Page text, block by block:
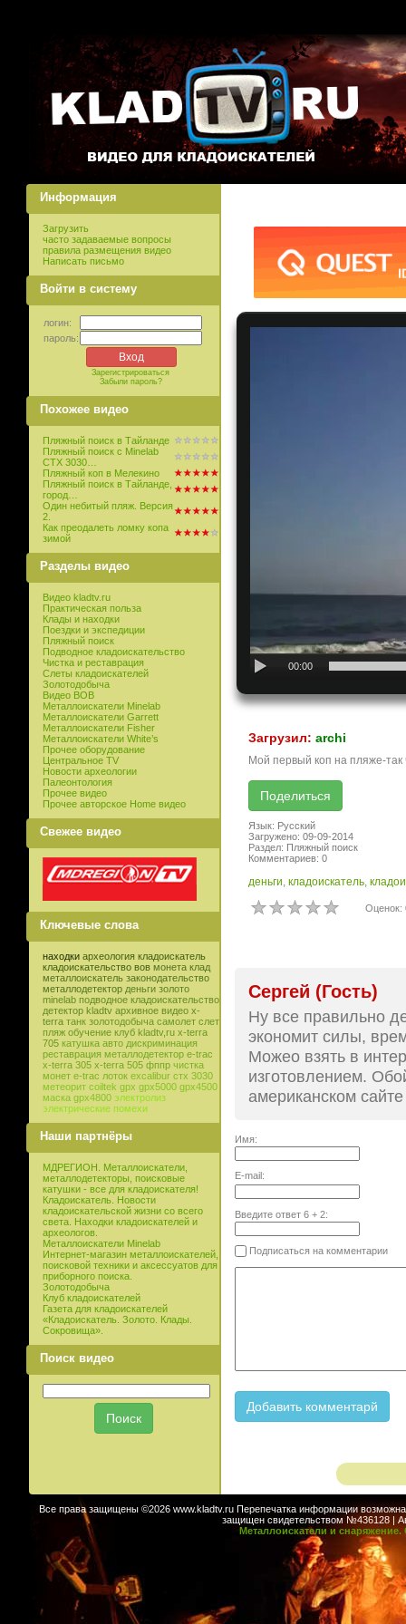
Информация
Загрузить
часто задаваемые вопросы
правила размещения видео
Написать письмо
Войти в систему
логин:
пароль:
Зарегистрироваться
Забыли пароль?
Похожее видео
Пляжный поиск в Тайланде
Пляжный поиск с Minelab
CTX 3030…
Пляжный коп в Мелекино
Пляжный поиск в Тайланде,
город…
Один небитый пляж. Версия
2.
Как преодалеть ломку копа
зимой
Разделы видео
Видео kladtv.ru
Практическая польза
Клады и находки
Поездки и экспедиции
Пляжный поиск
Подводное кладоискательство
Чистка и реставрация
Слеты кладоискателей
Золотодобыча
Видео ВОВ
Металлоискатели Minelab
Металлоискатели Garrett
Металлоискатели Fisher
Металлоискатели White’s
Прочее оборудование
Центральное TV
Новости археологии
Палеонтология
Прочее видео
Прочее авторское Home видео
Свежее видео
Ключевые слова
находки археология кладоискатель
кладоискательство вов монета клад
металлоискатель законодательство
металлодетектор деньги золото
minelab подводное кладоискательство
детектор kladtv архивное видео x-
terra танк золотодобыча самолет слет
пляж обучение клуб kladtv,ru x-terra
705 катушка авто дискриминация
реставрация металлодетектор e-trac
x-terra 305 x-terra 505 фппр чистка
монет e-trac лоток excalibur стх 3030
метеорит coiltek gpx gpx5000 gpx4500
маска gpx4800 электролиз
электрические помехи
Наши партнёры
МДРЕГИОН. Металлоискатели,
металлодетекторы, поисковые
катушки - все для кладоискателя!
Кладоискатель. Новости
кладоискательской жизни со всего
света. Находки кладоискателей и
археологов.
Металлоискатели Minelab
Интернет-магазин металлоискателей,
поисковой техники и аксессуатов для
приборного поиска.
Золотодобыча
Клуб кладоискателей
Газета для кладоискателей
«Кладоискатель. Золото. Клады.
Сокровища».
Поиск видео
00:00
Загрузил: archi
Мой первый коп на пляже-так
Язык: Русский
Загружено: 09-09-2014
Раздел: Пляжный поиск
Комментариев: 0
деньги, кладоискатель,
Оценок:
Сергей (Гость)
Ну все правильно
экономит силы,
Можео взять в
изготовлением.
американском
Имя:
E-mail:
Введите ответ 6+ 2:
Подписаться на комментарии
Все права защищены ©2026 www.kladtv.ru Перепечатка информации возможна
защищен свидетельством №436128 |
Металлоискатели и